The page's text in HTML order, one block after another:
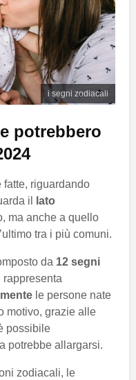
i segni zodiacali
potrebbero
fatte, riguardando
il
lato
ma anche a quello
tra i più comuni.
da 12 segni
rappresenta
le persone nate
motivo, grazie alle
possibile
potrebbe allargarsi.
zodiacali, le